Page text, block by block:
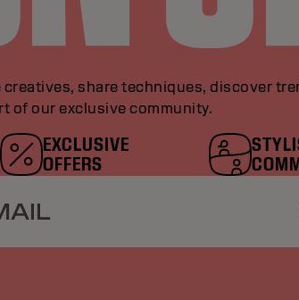
share techniques, discover
of our exclusive community.
EXCLUSIVE
OFFERS